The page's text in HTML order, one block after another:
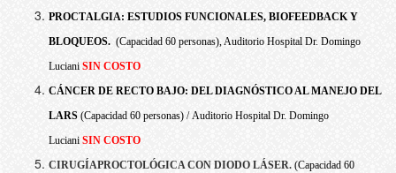
PROCTALGIA: ESTUDIOS FUNCIONALES, BIOFEEDBACK Y
BLOQUEOS. (Capacidad 60 personas), Auditorio Hospital Dr. Domingo
Luciani SIN COSTO
CÁNCER DE RECTO BAJO: DEL DIAGNÓSTICO AL MANEJO DEL
LARS (Capacidad 60 personas) /Auditorio Hospital Dr. Domingo
Luciani SIN COSTO
CIRUGÍAPROCTOLÓGICA CON DIODO LÁSER. (Capacidad 60